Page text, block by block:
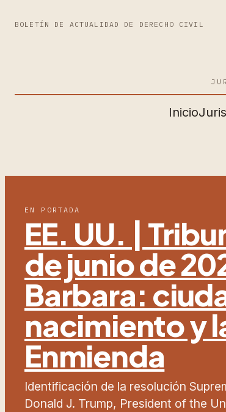
BOLETÍN DE ACTUALIDAD DE DERECHO CIVIL
Inicio
EN PORTADA
EE. UU. |
de junio de
Barbara:
nacimiento y
Enmienda
Identificación de la resolución
Donald J. Trump, President of the